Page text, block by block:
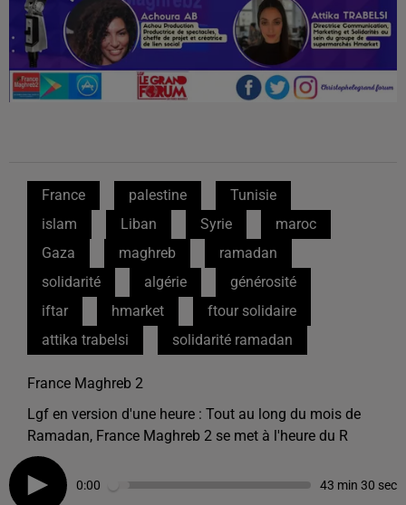
France palestine
Tunisie
islam
Liban Syrie
maroc
Gaza
maghreb
ramadan
solidarité
algérie
générosité
iftar
hmarket
ftour solidaire
attika trabelsi
solidarité ramadan
France Maghreb 2
Lgf en version d'une heure : Tout au long du mois de
Ramadan, France Maghreb 2 se met à l'heure du R
0:00 43 min 30 sec